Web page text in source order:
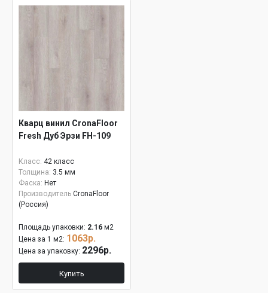
Кварц винил CronaFloor
Fresh Дуб Эрзи FH-109
Класс: 42 класс
Толщина: 3.5 мм
Фаска: Нет
Производитель CronaFloor
(Россия)
Площадь упаковки: 2.16 м2
Цена за 1 м2: 1063р.
Цена за упаковку: 2296р.
Купить